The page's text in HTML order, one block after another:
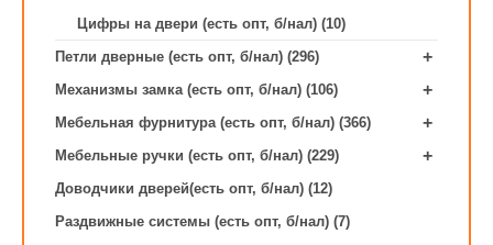
Цифры на двери (есть опт, б/нал) (10)
Петли дверные (есть опт, б/нал) (296)
+
Механизмы замка (есть опт, б/нал) (106) +
Мебельная фурнитура (есть опт, б/нал) (366) +
Мебельные ручки (есть опт, б/нал) (229) +
Доводчики дверей(есть опт, б/нал) (12)
Раздвижные системы (есть опт, б/нал) (7)